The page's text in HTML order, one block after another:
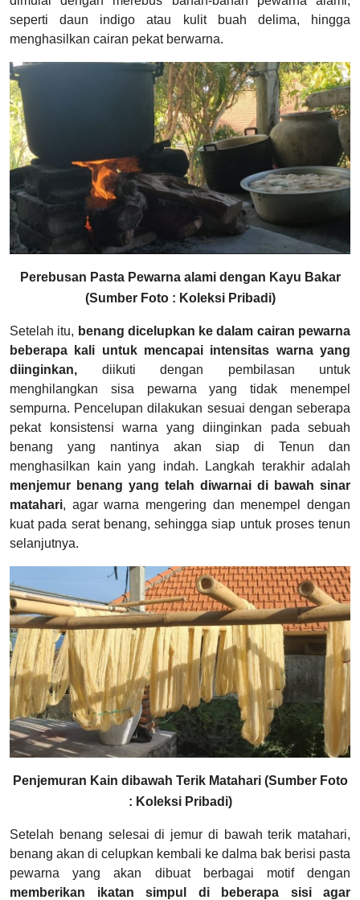
seperti daun indigo atau kulit buah delima, hingga
menghasilkan cairan pekat berwarna.
Perebusan Pasta Pewarna alami dengan Kayu Bakar
(Sumber Foto : Koleksi Pribadi)
Setelah itu, benang dicelupkan ke dalam cairan pewarna
beberapa kali untuk mencapai intensitas warna yang
diinginkan, diikuti dengan pembilasan untuk
menghilangkan sisa pewarna yang tidak menempel
sempurna. Pencelupan dilakukan sesuai dengan seberapa
pekat konsistensi warna yang diinginkan pada sebuah
benang yang nantinya akan siap di Tenun dan
menghasilkan kain yang indah. Langkah terakhir adalah
menjemur benang yang telah diwarnai di bawah sinar
matahari, agar warna mengering dan menempel dengan
kuat pada serat benang, sehingga siap untuk proses tenun
selanjutnya.
Penjemuran Kain dibawah Terik Matahari (Sumber Foto
: Koleksi Pribadi)
Setelah benang selesai di jemur di bawah terik matahari,
benang akan di celupkan kembali ke dalma bak berisi pasta
pewarna yang akan dibuat berbagai motif dengan
memberikan ikatan simpul di beberapa sisi agar